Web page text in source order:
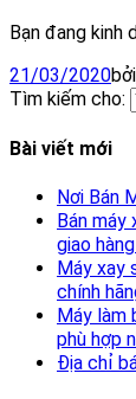
Bạn đang kinh
21/03/2020bởi
Tìm kiếm cho:
Bài viết mới
Nơi Bán
Bán
giao
Máy xay
chính
Máy làm
phù hợp
Địa chỉ